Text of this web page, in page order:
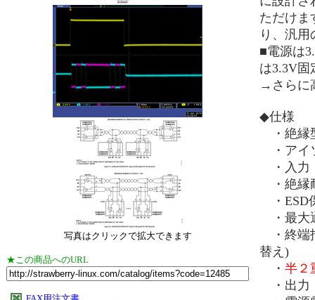
写真はクリックで拡大できます
★この商品へのURL
ただけま
り、汎
■電源は
は3.3V固
→さらに
◆仕様
・絶縁
・アイ
・入力
・絶縁
・ESD
・最大
・終端
替え)
・ 半２
・出力